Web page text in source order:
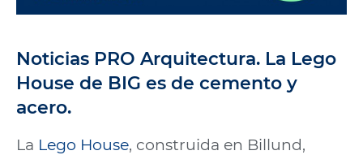
Noticias PRO Arquitectura. La Lego
House de BIG es de cemento y
acero.
La Lego House, construida en Billund,